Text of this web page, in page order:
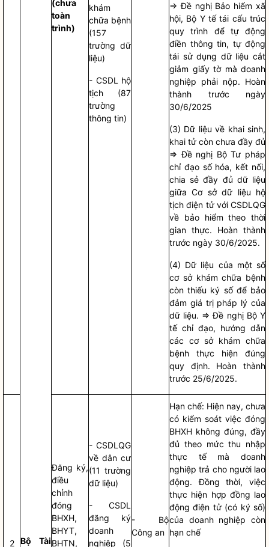
Bộ Tài
(chưa
toàn
trình)
khám
chữa bệnh
(157
trường dữ
liệu)
- CSDL hộ
tịch (87
trường
thông tin)
=> Đề nghị Bảo hiểm xã
hội, Bộ Y tế tái cấu trúc
quy trình để tự động
điền thông tin, tự động
tái sử dụng dữ liệu cắt
giảm giấy tờ mà doanh
nghiệp phải nộp. Hoàn
thành trước ngày
30/6/2025
(3) Dữ liệu về khai sinh,
khai tử còn chưa đầy đủ
=> Đề nghị Bộ Tư pháp
chỉ đạosố hóa, kết nối,
chia sẻ đầy đủ dữ liệu
giữa Cơ sở dữ liệu hộ
tịch điện tử với CSDLQG
về bảo hiểm theo thời
gian thực. Hoàn thành
trước ngày 30/6/2025.
(4) Dữ liệu của một số
cơ sở khám chữa bệnh
còn thiếu ký số để bảo
đảm giá trị pháp lý của
dữ liệu. => Đề nghị Bộ Y
tế chỉ đạo, hướng dẫn
các cơ sở khám chữa
bệnh thực hiện đúng
quy định. Hoàn thành
trước 25/6/2025.
2
Đăng ký,
điều
chỉnh
đóng
BHXH,
BHYT,
BHTN,
- CSDLQG
về dân cư
(11 trường
dữ liệu)
- CSDL
đăng ký
doanh
nghiệp (5
- Bộ
Công an
Hạn chế: Hiện nay, chưa
có kiểm soát việc đóng
BHXH không đúng, đầy
đủ theo mức thu nhập
thực tế mà doanh
nghiệp trả cho người lao
động. Đồng thời, việc
thực hiện hợp đồng lao
động điện tử (có ký số)
của doanh nghiệp còn
hạn chế